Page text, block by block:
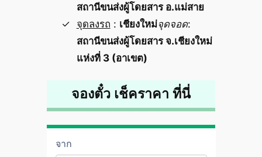
สถานีขนส่งผู้โดยสาร อ.แม่สาย
จุดลงรถ : เชียงใหม่จุดจอด:
สถานีขนส่งผู้โดยสาร จ.เชียงใหม่
แห่งที่ 3 (อาเขต)
จองตั๋ว เช็คราคา ที่นี่